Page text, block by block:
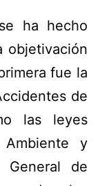
ha hecho
objetivación
fue la
de
las leyes
y
General de